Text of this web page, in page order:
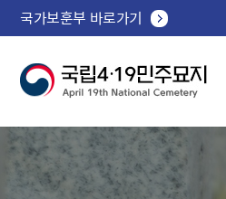
국가보훈부 바로가기